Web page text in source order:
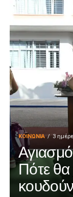
ΚΟΙΝΩΝΊΑ 3
Πότε